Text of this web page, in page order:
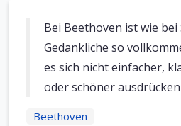
Bei Beethoven ist wie bei
Gedankliche so
es sich nicht einfacher,
oder schöner
Beethoven